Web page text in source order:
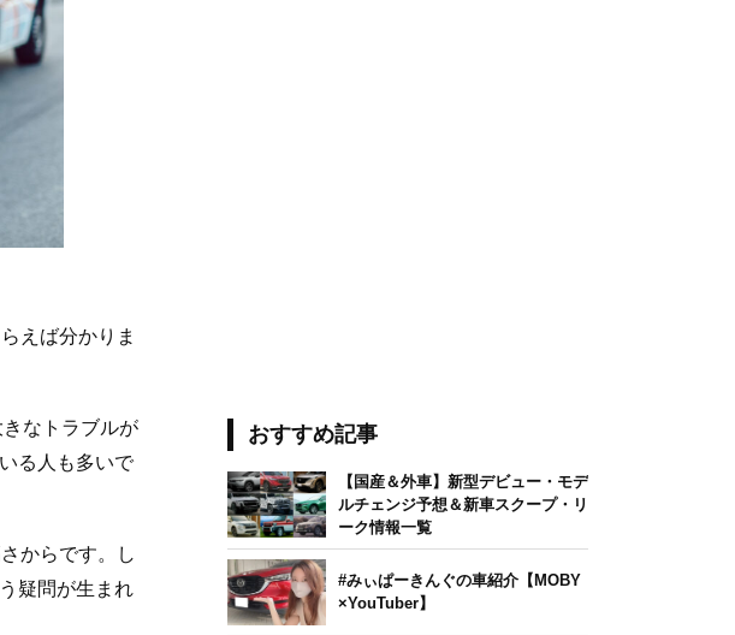
えば分かりま
なトラブルが
る人も多いで
からです。し
疑問が生まれ
おすすめ記事
【国産＆外車】新型デビュー・モデ
ルチェンジ予想＆新車スクープ・リ
ーク情報一覧
#みぃぱーきんぐの車紹介【MOBY
×YouTuber】